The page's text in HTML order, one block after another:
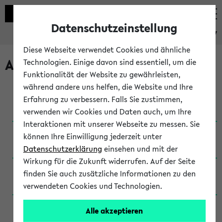
eKVV
Archivierte Studiengänge
Anglistik: British and American Studies / B.A.
(Einschreibung bis WiSe 16/17)
Anglistik: British and American Studies / B.A.
(Einschreibung bis SoSe 2015)
Anglistik: British and American Studies / B.A.
(Einschreibung bis SoSe 2013)
Anglistik: British and American Studies / Ba
(Einschreibung bis SoSe 2011)
Datenschutzeinstellung
Diese Webseite verwendet Cookies und ähnliche
Technologien. Einige davon sind essentiell, um die
Funktionalität der Website zu gewährleisten,
während andere uns helfen, die Website und Ihre
Erfahrung zu verbessern. Falls Sie zustimmen,
verwenden wir Cookies und Daten auch, um Ihre
Interaktionen mit unserer Webseite zu messen. Sie
können Ihre Einwilligung jederzeit unter
Datenschutzerklärung einsehen und mit der
Wirkung für die Zukunft widerrufen. Auf der Seite
finden Sie auch zusätzliche Informationen zu den
verwendeten Cookies und Technologien.
Alle akzeptieren